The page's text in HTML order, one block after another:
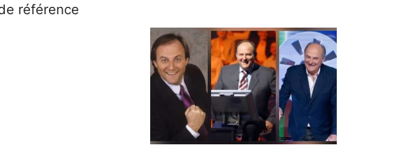
référence